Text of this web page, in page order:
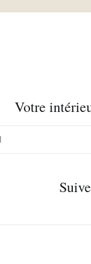
Votre